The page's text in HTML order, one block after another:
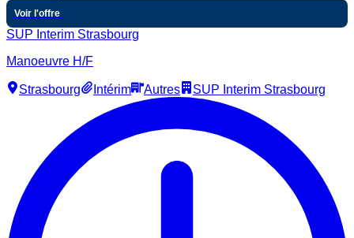
Voir l'offre
SUP Interim Strasbourg
Manoeuvre H/F
Strasbourg Intérim Autres SUP Interim Strasbourg